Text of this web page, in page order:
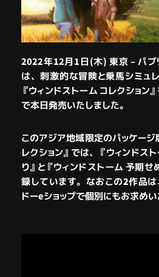
2022年12月1日(木) 東京 – パ
は、刺激的な冒険と乗馬シミュ
『ウィンドストーム コレクショ
で本日発売いたしました。
このアジア地域限定のパッケージ
レクション』では、『ウィンドス
り』と『ウィンドストーム 予期
録しています。なおこの2作品
ドーeショップで個別にもお求めい